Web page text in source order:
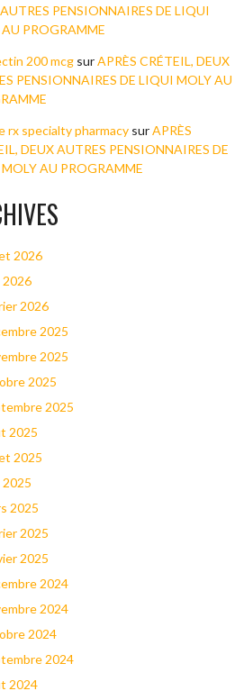
PENSIONNAIRES DE LIQUI
PROGRAMME
200 mcg surAPRÈS CRÉTEIL, DEUX
PENSIONNAIRES DE LIQUI MOLY AU
rx specialty pharmacy surAPRÈS
DEUX AUTRES PENSIONNAIRES DE
AU PROGRAMME
2026
2026
2026
2025
2025
2025
2025
2025
2025
2025
2025
2025
2025
2024
2024
2024
2024
2024